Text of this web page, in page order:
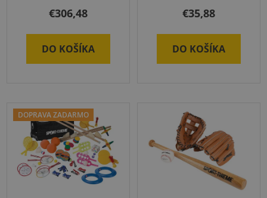
€306,48
DO KOŠÍKA
produktu
5,0
z
€35,88
DO KOŠÍKA
DOPRAVA ZADARMO